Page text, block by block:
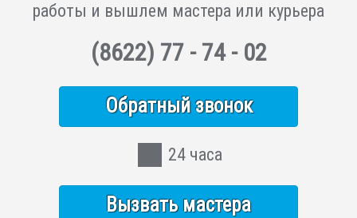
работы и вышлем мастера или курьера
(8622) 77 - 74 - 02
Обратный звонок
24 часа
Вызвать мастера